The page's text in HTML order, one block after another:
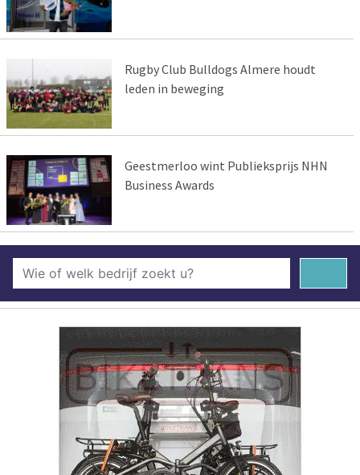
Rugby Club Bulldogs Almere houdt
leden in beweging
Geestmerloo wint Publieksprijs NHN
Business Awards